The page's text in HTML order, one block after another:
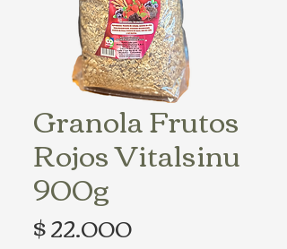
Granola Frutos
Rojos Vitalsinu
900g
$ 22.000Precio